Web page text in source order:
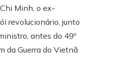
Minh, o ex-
revolucionário, junto
antes do 49º
da Guerra do Vietnã